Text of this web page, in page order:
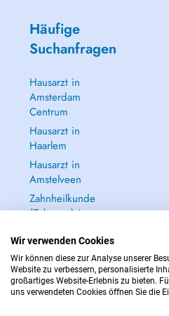
Häufige
Suchanfragen
Hausarzt in
Amsterdam
Centrum
Hausarzt in
Haarlem
Hausarzt in
Amstelveen
Zahnheilkunde
(Zahnarzt) in
Centrum
Alle anzeigen →
Wir verwenden Cookies
Wir können diese zur Analyse unserer
Website zu verbessern, personalisierte
großartiges Website-Erlebnis zu bieten.
uns verwendeten Cookies öffnen Sie die